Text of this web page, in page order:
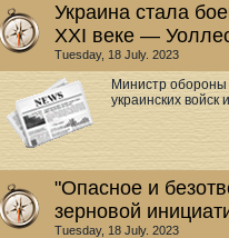
Украина стала
ХХІ веке —
Tuesday, 18 July. 2023
Министр обороны
украинских войск
"Опасное и
зерновой
Tuesday, 18 July. 2023